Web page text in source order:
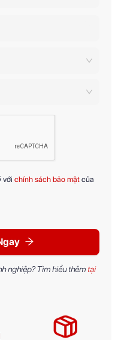
với chính sách bảo mật của
nghiệp? Tìm hiểu thêm tại